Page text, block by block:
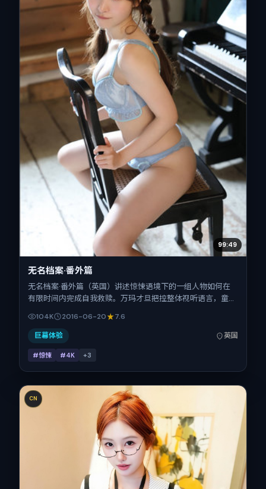
99:49
无名档案·番外篇
无名档案·番外篇（英国）讲述惊悚语境下的一组人物如何在
有限时间内完成自我救赎。万玛才旦把控整体视听语言，童
于 2016-06-20 起陆续登陆院线与网络平台，暑期档公映，
片长112分钟。
104K 2016-06-20 7.6
巨幕体验 英国
#惊悚 #4K +3
CN